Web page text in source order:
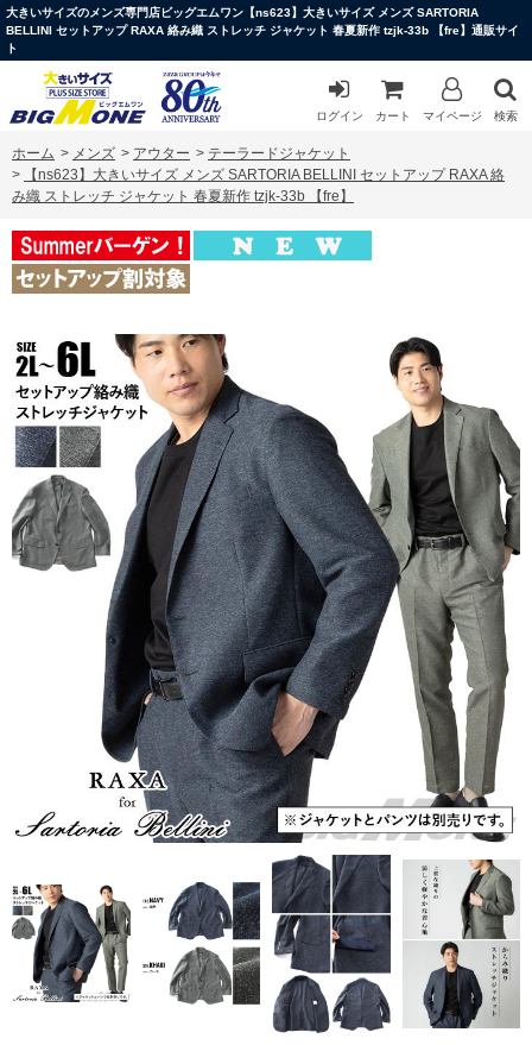
大きいサイズのメンズ専門店ビッグエムワン【ns623】大きいサイズ メンズ SARTORIA
BELLINI セットアップ RAXA 絡み織 ストレッチ ジャケット 春夏新作 tzjk-33b 【fre】通販サイ
ト
ログイン カート マイページ 検索
ホーム > メンズ > アウター > テーラードジャケット
>
【ns623】大きいサイズ メンズ SARTORIA BELLINI セットアップ RAXA 絡
み織 ストレッチ ジャケット 春夏新作 tzjk-33b 【fre】